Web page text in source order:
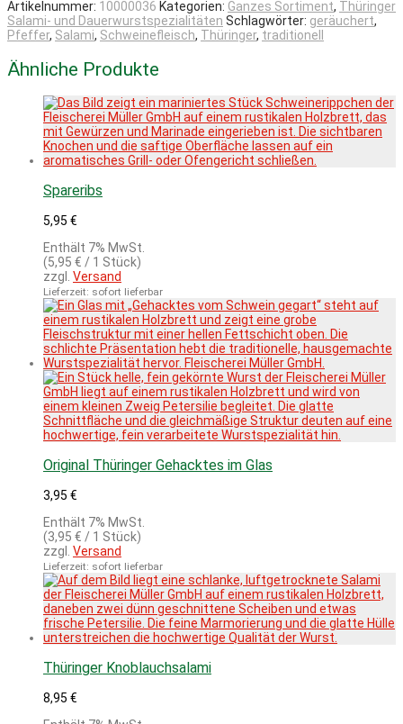
Artikelnummer: 10000036 Kategorien: Ganzes Sortiment, Thüringer
Salami- und Dauerwurstspezialitäten Schlagwörter: geräuchert,
Pfeffer, Salami, Schweinefleisch, Thüringer, traditionell
Ähnliche Produkte
Spareribs
5,95 €
Enthält 7% MwSt.
(5,95 € / 1 Stück)
zzgl. Versand
Lieferzeit: sofort lieferbar
Original Thüringer Gehacktes im Glas
3,95 €
Enthält 7% MwSt.
(3,95 € / 1 Stück)
zzgl. Versand
Lieferzeit: sofort lieferbar
Thüringer Knoblauchsalami
8,95 €